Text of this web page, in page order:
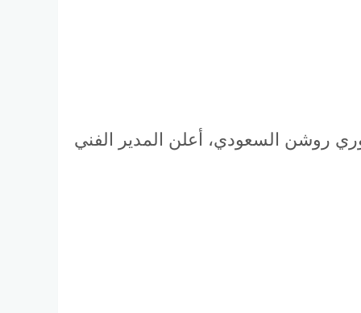
ضد الرياض التي أُقيمت يوم السبت 12 أبريل 2025 ضمن الجولة 27 من دوري روشن السعودي، أعلن المدير الفني